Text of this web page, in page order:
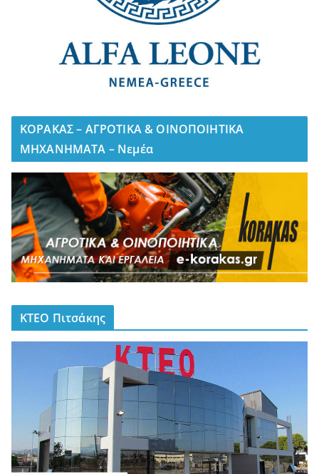
ΚΟΡΑΚΑΣ – ΑΓΡΟΤΙΚΑ & ΟΙΝΟΠΟΙΗΤΙΚΑ
ΜΗΧΑΝΗΜΑΤΑ – Νεμέα
ΚΤΕΟ Πιτσάκης